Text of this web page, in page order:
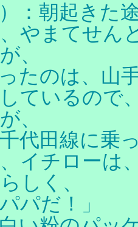
：朝起きた
、やまてせん
、
ったのは、山
ているので
、
千代田線に乗
イチローは
しく、
パだ！」